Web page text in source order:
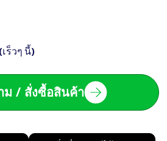
ร็วๆ นี้)
ม / สั่งซื้อสินค้า